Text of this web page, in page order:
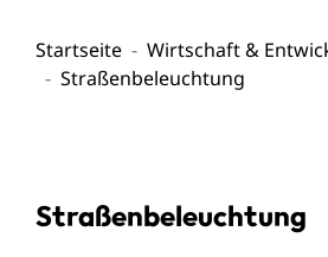
Startseite Wirtschaft &
Straßenbeleuchtung
Straßenbeleuchtung